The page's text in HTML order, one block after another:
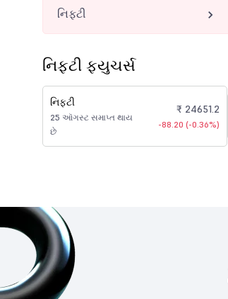
નિફ્ટી
નિફ્ટી ફ્યુચર્સ
નિફ્ટી
25 ઑગસ્ટ સમાપ્ત થાય
છે
₹ 24651.2
-88.20 (-0.36%)